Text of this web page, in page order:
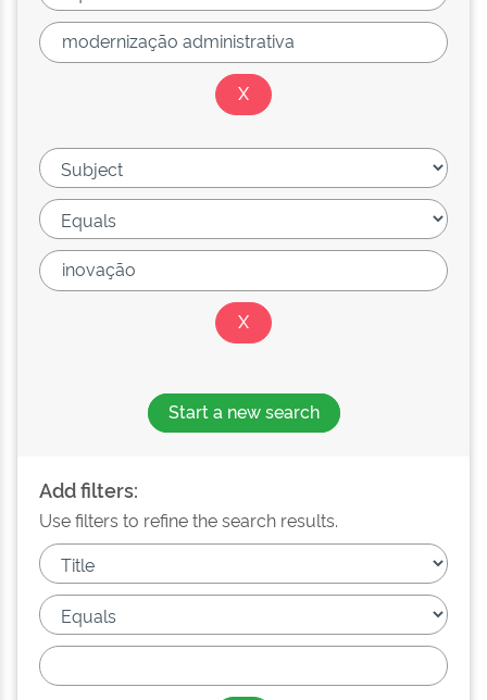
Start a new search
Add filters:
Use filters to refine the search results.